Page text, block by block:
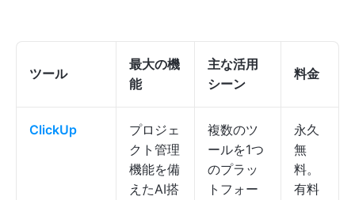
ツール
最大の機
能
主な活用
シーン
料金
ClickUp
プロジェ
クト管理
機能を備
えたAI搭
複数のツ
ールを1つ
のプラッ
トフォー
永久
無
料。
有料